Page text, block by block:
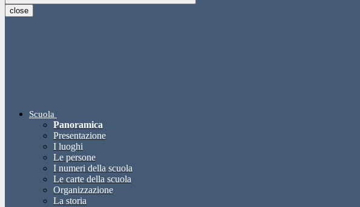
close
Scuola
Panoramica
Presentazione
I luoghi
Le persone
I numeri della scuola
Le carte della scuola
Organizzazione
La storia